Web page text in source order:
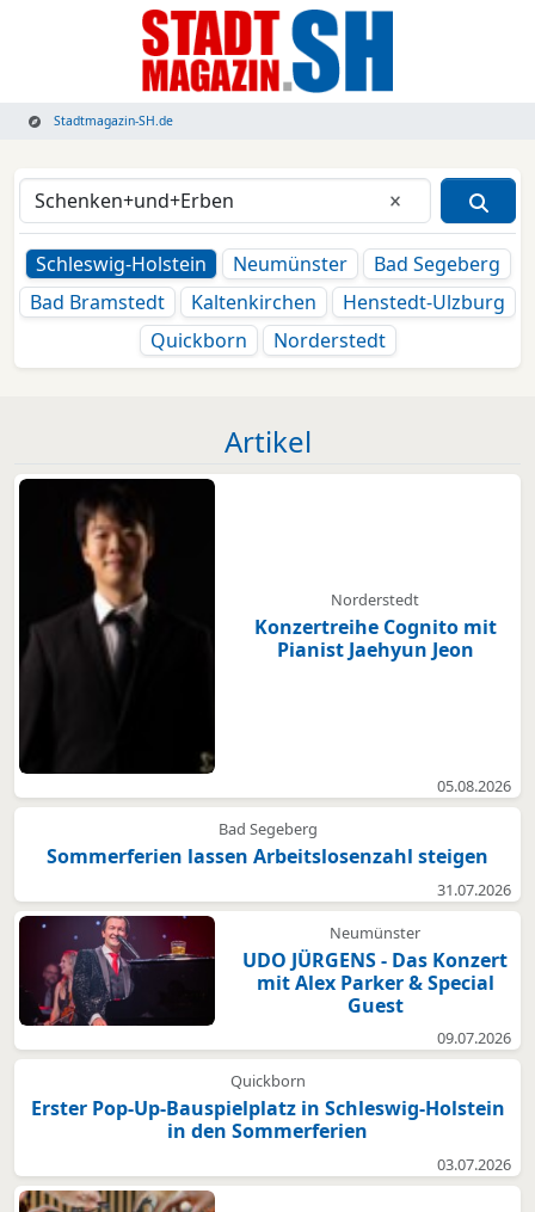
Stadtmagazin-SH.de
Eingabe
Schleswig-Holstein
Neumünster
Bad Segeberg
Bad Bramstedt
Kaltenkirchen
Henstedt-Ulzburg
Quickborn
Norderstedt
Artikel
Norderstedt
Konzertreihe Cognito mit
Pianist Jaehyun Jeon
05.08.2026
Bad Segeberg
Sommerferien lassen Arbeitslosenzahl steigen
31.07.2026
Neumünster
UDO JÜRGENS - Das Konzert
mit Alex Parker & Special
Guest
09.07.2026
Quickborn
Erster Pop-Up-Bauspielplatz in Schleswig-Holstein
in den Sommerferien
03.07.2026